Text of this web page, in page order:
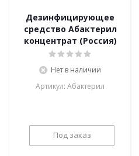
Дезинфицирующее
средство Абактерил
концентрат (Россия)
Нет в наличии
Артикул: Абактерил
Под заказ